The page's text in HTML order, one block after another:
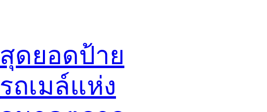
สุดยอดป้าย
รถเมล์แห่ง